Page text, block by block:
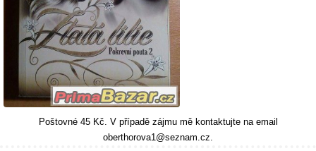
Poštovné 45 Kč. V případě zájmu mě kontaktujte na email
oberthorova1@seznam.cz.